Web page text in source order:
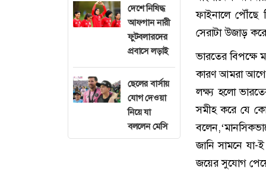
দেশে নিষিদ্ধ
আফগান নারী
ফুটবলারদের
প্রবাসে লড়াই
ছেলের বার্সায়
যোগ দেওয়া
নিয়ে যা
বললেন মেসি
ফাইনালে
সেরাটা উজাড়
ভারতের বিপক্ষে
কারণ আমরা
লক্ষ্য হলো
সমীহ করে যে
জানি সামনে
জয়ের সুযোগ